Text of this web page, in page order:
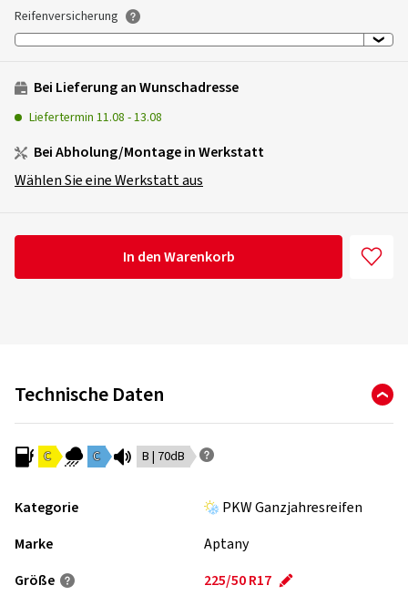
Reifenversicherung
Bei Lieferung an Wunschadresse
Liefertermin 11.08 -13.08
Bei Abholung/Montage in Werkstatt
Wählen Sie eine Werkstatt aus
In den Warenkorb
Technische Daten
C C B | 70dB
Kategorie
PKW Ganzjahresreifen
Marke
Aptany
Größe
225/50 R17